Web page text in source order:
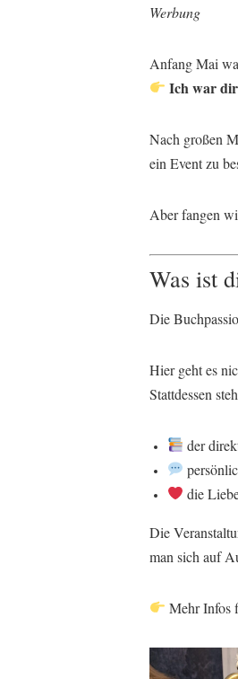
Werbung
Anfang Mai
Ich war
Nach großen
ein Event zu
Aber fangen
Was ist
Die
Hier geht es
Stattdessen
der
die
Die
man sich auf
Mehr Infos